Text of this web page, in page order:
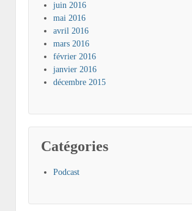
juin 2016
mai 2016
avril 2016
mars 2016
février 2016
janvier 2016
décembre 2015
Catégories
Podcast